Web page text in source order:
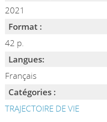
2021
Format :
42 p.
Langues:
Français
Catégories :
TRAJECTOIRE DE VIE